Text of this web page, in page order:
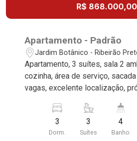
R$
Apartamento - Padrão
Jardim Botânico - Ribeirão
Apartamento, 3 suítes, sala 2
cozinha, área de serviço,
vagas, excelente localização,
mercado imobiliário desde
em Venda, Locação e Lançamentos!
João Fiúsa, 1051 - Alto da Boa
3
Dorm.
3
Suítes
4
Banho